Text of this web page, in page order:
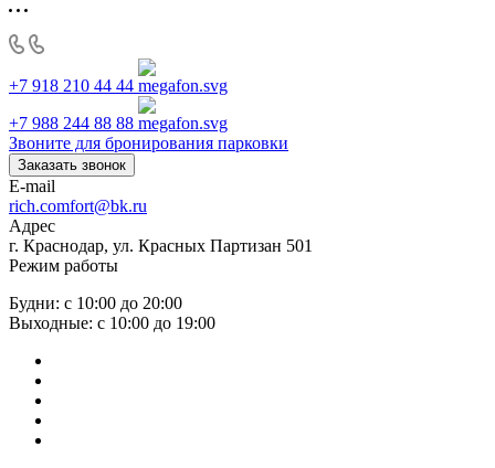
+7 918 210 44 44
+7 988 244 88 88
Звоните для бронирования парковки
Заказать звонок
E-mail
rich.comfort@bk.ru
Адрес
г. Краснодар, ул. Красных Партизан 501
Режим работы
Будни: с 10:00 до 20:00
Выходные: с 10:00 до 19:00